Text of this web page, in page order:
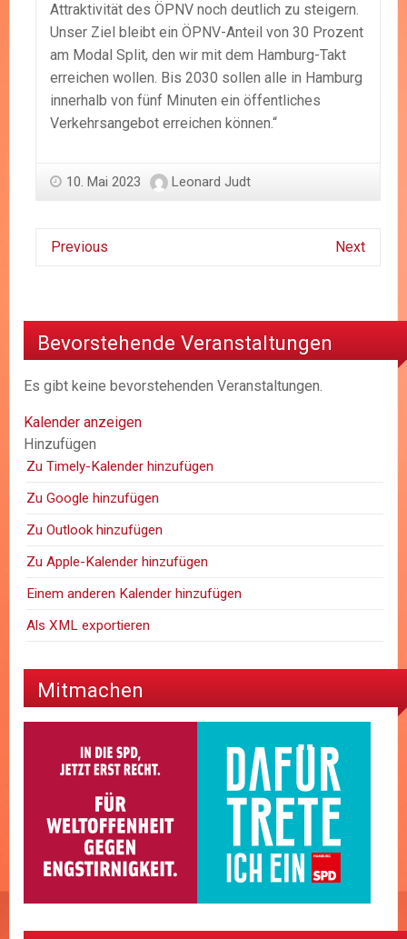
Attraktivität des ÖPNV noch deutlich zu steigern.
Unser Ziel bleibt ein ÖPNV-Anteil von 30 Prozent
am Modal Split, den wir mit dem Hamburg-Takt
erreichen wollen. Bis 2030 sollen alle in Hamburg
innerhalb von fünf Minuten ein öffentliches
Verkehrsangebot erreichen können.“
10. Mai 2023 Leonard Judt
Previous Next
Bevorstehende Veranstaltungen
Es gibt keine bevorstehenden Veranstaltungen.
Kalender anzeigen
Hinzufügen
Zu Timely-Kalender hinzufügen
Zu Google hinzufügen
Zu Outlook hinzufügen
Zu Apple-Kalender hinzufügen
Einem anderen Kalender hinzufügen
Als XML exportieren
Mitmachen